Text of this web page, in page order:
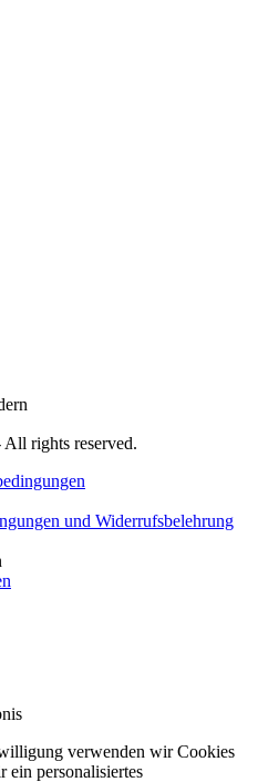
All rights reserved.
und Widerrufsbelehrung
verwenden wir Cookies
ein personalisiertes